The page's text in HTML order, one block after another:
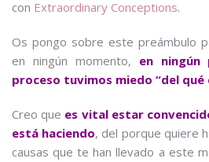
con Extraordinary Conceptions.
Os pongo sobre este preámbulo
en ningún momento, en
proceso tuvimos miedo “del qué
Creo que es vital estar
está haciendo, del porque quiere
causas que te han llevado a este